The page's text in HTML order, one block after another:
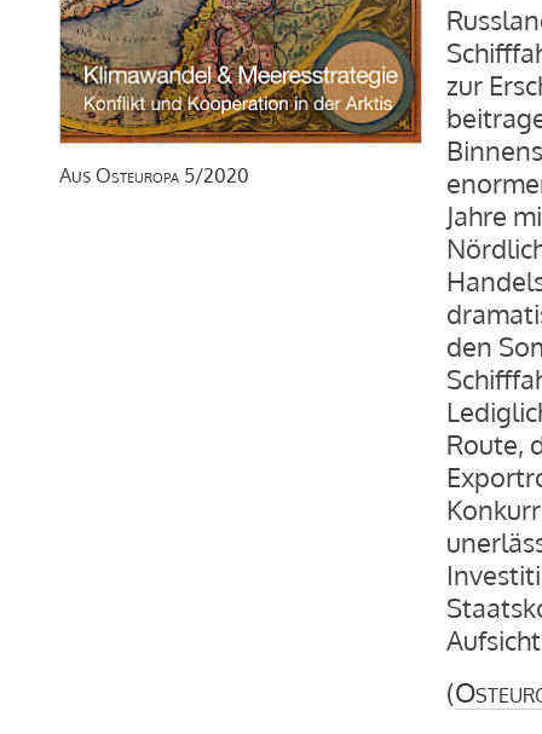
Aus Osteuropa 5/2020
zur
Jahre
den
Route,
(